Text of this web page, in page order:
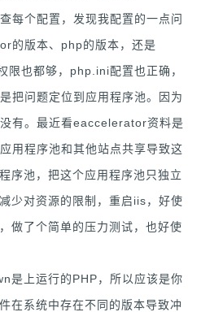
每个配置，发现我配置的一点问
的版本、php的版本，还是
限也都够，php.ini配置也正确，
把问题定位到应用程序池。因为
有。最近看eaccelerator资料是
用程序池和其他站点共享导致这
序池，把这个应用程序池只独立
少对资源的限制，重启iis，好使
做了个简单的压力测试，也好使
是上运行的PHP，所以应该是你
在系统中存在不同的版本导致冲